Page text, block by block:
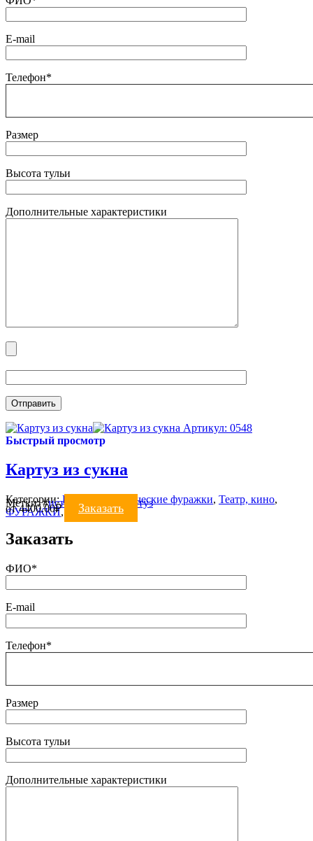
E-mail
Телефон*
Размер
Высота тульи
Дополнительные характеристики
Артикул: 0548
Быстрый просмотр
Картуз из сукна
Категории: Военно-исторические фуражки, Театр, кино,
ФУРАЖКИ, Цирк, шоу
Метки:#исторические картуз
от4400.00₽ Заказать
Заказать
ФИО*
E-mail
Телефон*
Размер
Высота тульи
Дополнительные характеристики